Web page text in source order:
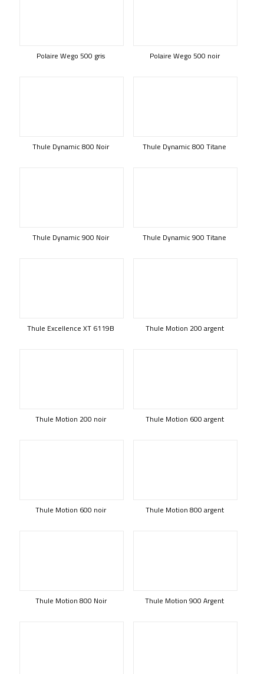
Polaire Wego 500 gris Polaire Wego 500 noir
Thule Dynamic 800 Noir Thule Dynamic 800 Titane
Thule Dynamic 900 Noir Thule Dynamic 900 Titane
Thule Excellence XT 6119B Thule Motion 200 argent
Thule Motion 200 noir Thule Motion 600 argent
Thule Motion 600 noir Thule Motion 800 argent
Thule Motion 800 Noir Thule Motion 900 Argent